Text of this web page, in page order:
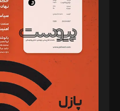
دبیر تحریریه: میثم قاسمی
د‌بیر ناداستان: سمانه سمیع
د‌بیر خدمت و تجارت: ابوالفضل رجبی
د‌بیر حقوق فناوری: حسام‌الدین ایپکچی
د‌بیر پیوست جهان: مینا پاکدل
د‌بیر تحریریه آنلاین: بابک نقاش
تحریریه‌: مجتبی محمود‌ی، آرش برهمند،
مصطفی مسجدی آرانی، ابوالفضل رجبی،